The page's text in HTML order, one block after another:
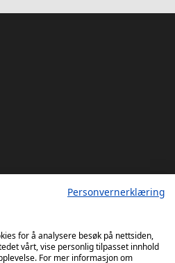
Personvernerklæring
for å analysere besøk på nettsiden,
vårt, vise personlig tilpasset innhold
For mer informasjon om